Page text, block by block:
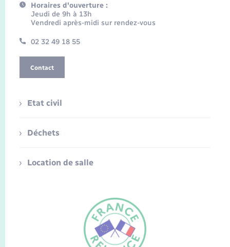
Horaires d'ouverture :
Jeudi de 9h à 13h
Vendredi après-midi sur rendez-vous
02 32 49 18 55
Contact
Etat civil
Déchets
Location de salle